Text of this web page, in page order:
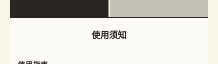
使用须知